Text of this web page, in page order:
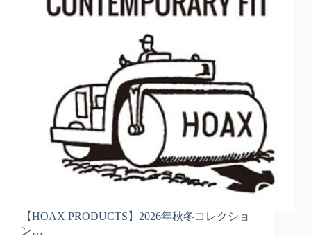
【HOAX PRODUCTS】2026年秋冬コレクショ
ン…